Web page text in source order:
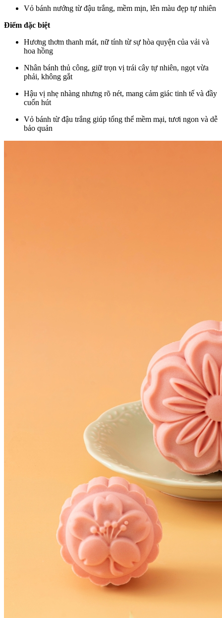
Vỏ bánh nướng từ đậu trắng, mềm mịn, lên màu đẹp tự nhiên
Điểm đặc biệt
Hương thơm thanh mát, nữ tính từ sự hòa quyện của vải và
hoa hồng
Nhân bánh thủ công, giữ trọn vị trái cây tự nhiên, ngọt vừa
phải, không gắt
Hậu vị nhẹ nhàng nhưng rõ nét, mang cảm giác tinh tế và đầy
cuốn hút
Vỏ bánh từ đậu trắng giúp tổng thể mềm mại, tươi ngon và dễ
bảo quản